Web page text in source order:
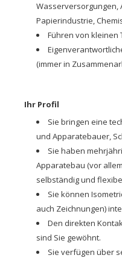
Wasserversorgungen,
Papierindustrie,
Führen von kleinen
(immer in
Ihr Profil
Sie bringen eine
und Apparatebauer,
Sie haben
Apparatebau (vor
selbständig und
Sie können
auch Zeichnungen)
Den direkten
sind Sie gewöhnt.
Sie verfügen über